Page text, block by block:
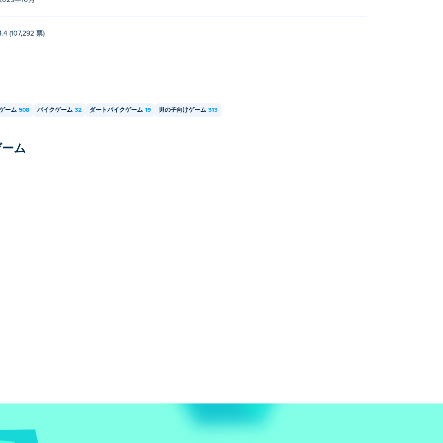
(107,292 票)
ーム 508 バイクゲーム 32 ダートバイクゲーム 19 男の子向けゲーム 313
ム